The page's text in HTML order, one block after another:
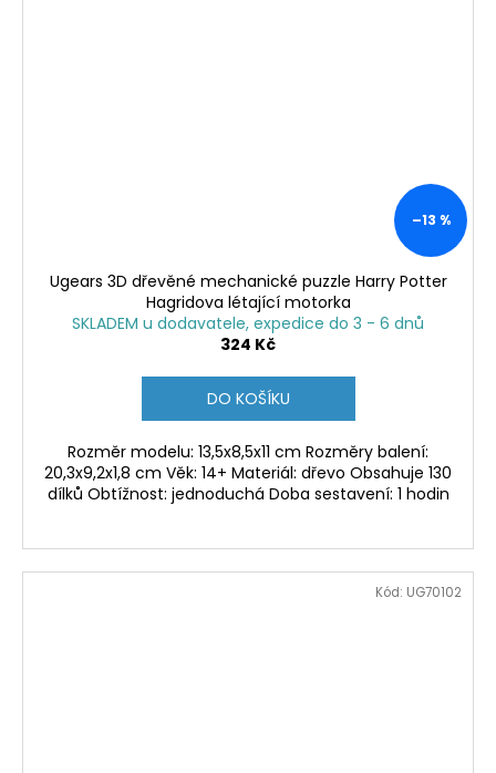
–13 %
Ugears 3D dřevěné mechanické puzzle Harry Potter
Hagridova létající motorka
SKLADEM u dodavatele, expedice do 3 - 6 dnů
324 Kč
DO KOŠÍKU
Rozměr modelu: 13,5x8,5x11 cm Rozměry balení:
20,3x9,2x1,8 cm Věk: 14+ Materiál: dřevo Obsahuje 130
dílků Obtížnost: jednoduchá Doba sestavení: 1 hodin
Kód: UG70102